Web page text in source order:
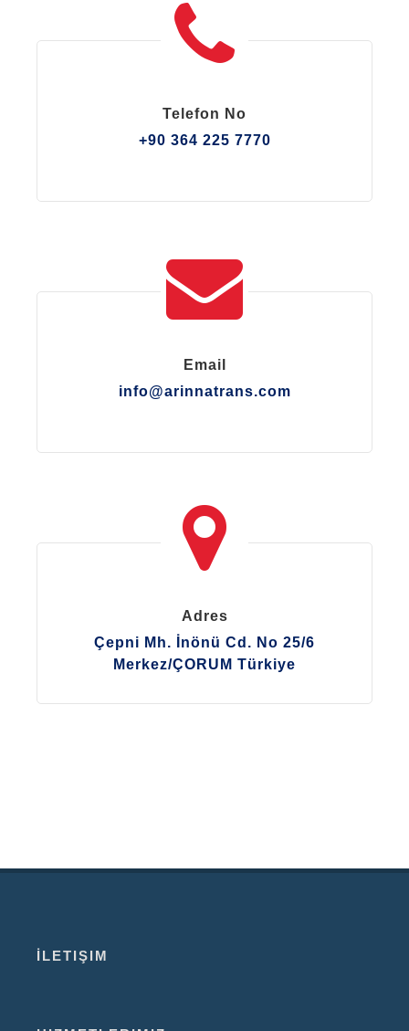
Telefon No
+90 364 225 7770
Email
info@arinnatrans.com
Adres
Çepni Mh. İnönü Cd. No 25/6
Merkez/ÇORUM Türkiye
İLETIŞIM